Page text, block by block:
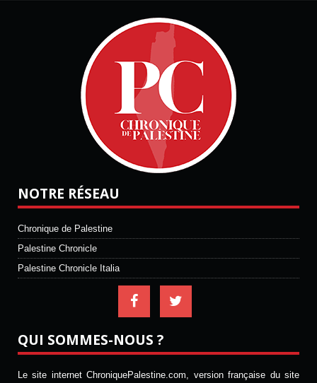
NOTRE RÉSEAU
Chronique de Palestine
Palestine Chronicle
Palestine Chronicle Italia
QUI SOMMES-NOUS ?
Le site internet ChroniquePalestine.com, version française du site